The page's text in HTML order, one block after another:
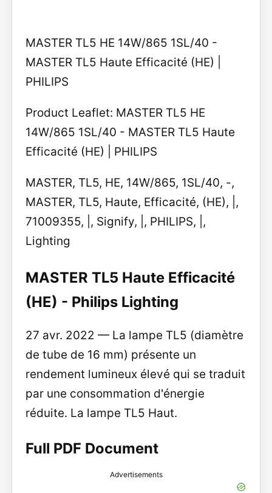
MASTER TL5 HE 14W/865 1SL/40 -
MASTER TL5 Haute Efficacité (HE) |
PHILIPS
Product Leaflet: MASTER TL5 HE
14W/865 1SL/40 - MASTER TL5 Haute
Efficacité (HE) | PHILIPS
MASTER, TL5, HE, 14W/865, 1SL/40, -,
MASTER, TL5, Haute, Efficacité, (HE), |,
71009355, |, Signify, |, PHILIPS, |,
Lighting
MASTER TL5 Haute Efficacité
(HE) - Philips Lighting
27 avr. 2022 — La lampe TL5 (diamètre
de tube de 16 mm) présente un
rendement lumineux élevé qui se traduit
par une consommation d'énergie
réduite. La lampe TL5 Haut.
Full PDF Document
Advertisements